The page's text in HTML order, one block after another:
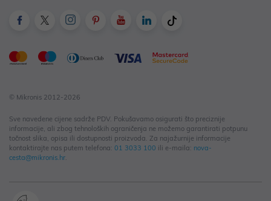
© Mikronis 2012-2026
Sve navedene cijene sadrže PDV. Pokušavamo osigurati što preciznije
informacije, ali zbog tehnoloških ograničenja ne možemo garantirati potpunu
točnost slika, opisa ili dostupnosti proizvoda. Za najažurnije informacije
kontaktirajte nas putem telefona: 01 3033 100 ili e-maila: nova-
cesta@mikronis.hr.